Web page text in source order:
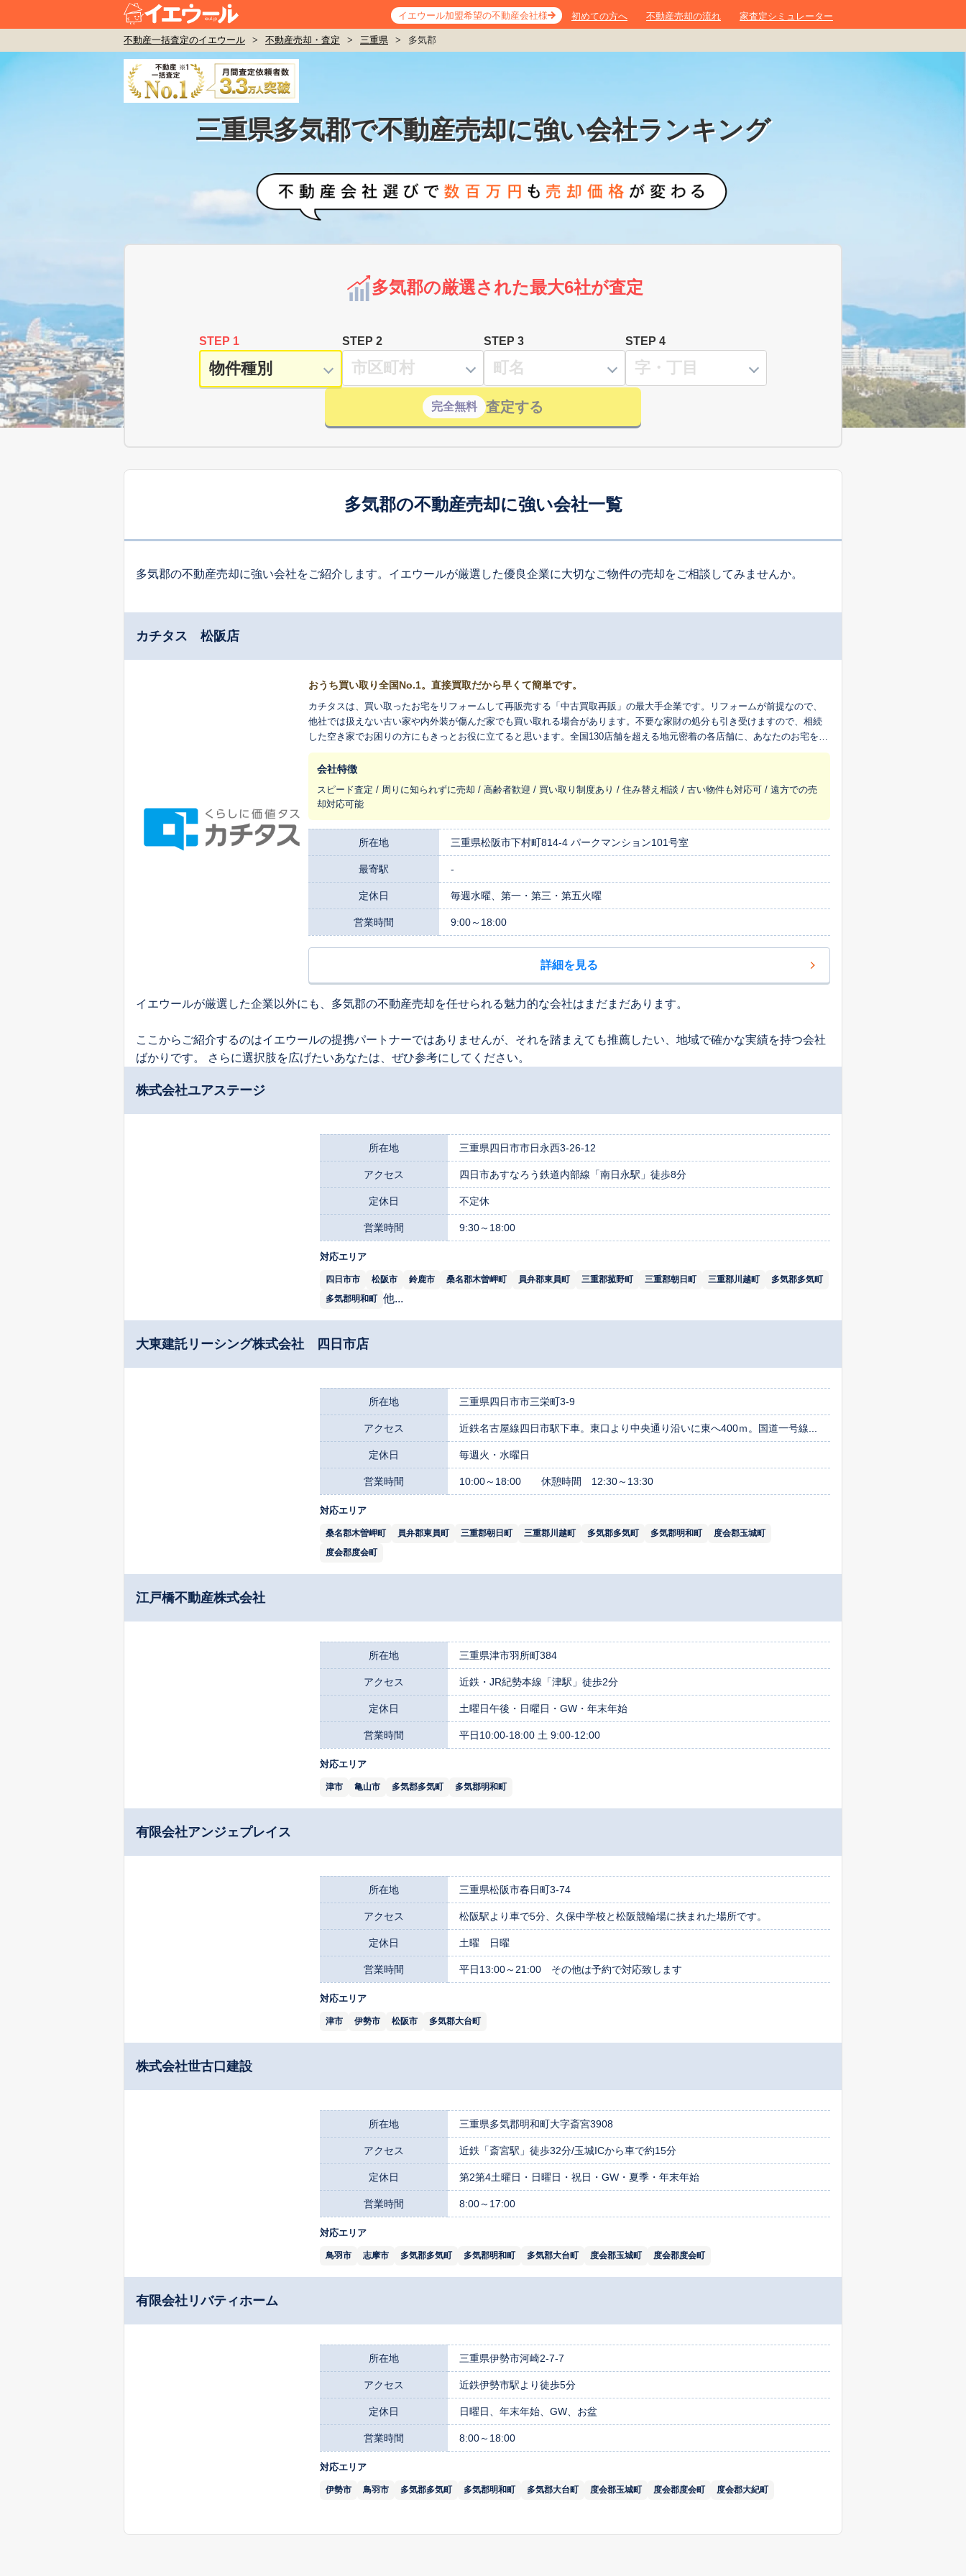
イエウール加盟希望の不動産会社様 初めての方へ 不動産売却の流れ 家査定シミュレーター
不動産一括査定のイエウール > 不動産売却・査定 > 三重県 > 多気郡
三重県多気郡で不動産売却に強い会社ランキング
多気郡の厳選された最大6社が査定
STEP 1 STEP 2 STEP 3 STEP 4
完全無料 査定する
多気郡の不動産売却に強い会社一覧
多気郡の不動産売却に強い会社をご紹介します。イエウールが厳選した優良企業に大切なご物件の売却をご相談してみませんか。
カチタス 松阪店
おうち買い取り全国No.1。直接買取だから早くて簡単です。
カチタスは、買い取ったお宅をリフォームして再販売する「中古買取再販」の最大手企業です。リフォームが前提なので、
他社では扱えない古い家や内外装が傷んだ家でも買い取れる場合があります。不要な家財の処分も引き受けますので、相続
した空き家でお困りの方にもきっとお役に立てると思います。全国130店舗を超える地元密着の各店舗に、あなたのお宅を生
まれ変わらせ、長く住みつなぐお手伝いをさせてください。
会社特徴
スピード査定 / 周りに知られずに売却 / 高齢者歓迎 / 買い取り制度あり / 住み替え相談 / 古い物件も対応可 / 遠方での売
却対応可能
所在地 三重県松阪市下村町814-4 パークマンション101号室
最寄駅 -
定休日 毎週水曜、第一・第三・第五火曜
営業時間 9:00～18:00
詳細を見る
イエウールが厳選した企業以外にも、多気郡の不動産売却を任せられる魅力的な会社はまだまだあります。
ここからご紹介するのはイエウールの提携パートナーではありませんが、それを踏まえても推薦したい、地域で確かな実績を持つ会社
ばかりです。 さらに選択肢を広げたいあなたは、ぜひ参考にしてください。
株式会社ユアステージ
所在地 三重県四日市市日永西3-26-12
アクセス 四日市あすなろう鉄道内部線「南日永駅」徒歩8分
定休日 不定休
営業時間 9:30～18:00
対応エリア
四日市市 松阪市 鈴鹿市 桑名郡木曽岬町 員弁郡東員町 三重郡菰野町 三重郡朝日町 三重郡川越町
多気郡多気町
多気郡明和町 他...
大東建託リーシング株式会社 四日市店
所在地 三重県四日市市三栄町3-9
アクセス 近鉄名古屋線四日市駅下車。東口より中央通り沿いに東へ400ｍ。国道一号線...
定休日 毎週火・水曜日
営業時間 10:00～18:00 休憩時間 12:30～13:30
対応エリア
桑名郡木曽岬町 員弁郡東員町 三重郡朝日町 三重郡川越町 多気郡多気町 多気郡明和町
度会郡玉城町
度会郡度会町
江戸橋不動産株式会社
所在地 三重県津市羽所町384
アクセス 近鉄・JR紀勢本線「津駅」徒歩2分
定休日 土曜日午後・日曜日・GW・年末年始
営業時間 平日10:00-18:00 土 9:00-12:00
対応エリア
津市 亀山市 多気郡多気町 多気郡明和町
有限会社アンジェプレイス
所在地 三重県松阪市春日町3-74
アクセス 松阪駅より車で5分、久保中学校と松阪競輪場に挟まれた場所です。
定休日 土曜 日曜
営業時間 平日13:00～21:00 その他は予約で対応致します
対応エリア
津市 伊勢市 松阪市 多気郡大台町
株式会社世古口建設
所在地 三重県多気郡明和町大字斎宮3908
アクセス 近鉄「斎宮駅」徒歩32分/玉城ICから車で約15分
定休日 第2第4土曜日・日曜日・祝日・GW・夏季・年末年始
営業時間 8:00～17:00
対応エリア
鳥羽市 志摩市 多気郡多気町 多気郡明和町 多気郡大台町 度会郡玉城町 度会郡度会町
有限会社リバティホーム
所在地 三重県伊勢市河崎2-7-7
アクセス 近鉄伊勢市駅より徒歩5分
定休日 日曜日、年末年始、GW、お盆
営業時間 8:00～18:00
対応エリア
伊勢市 鳥羽市 多気郡多気町 多気郡明和町 多気郡大台町 度会郡玉城町 度会郡度会町 度会郡大紀町